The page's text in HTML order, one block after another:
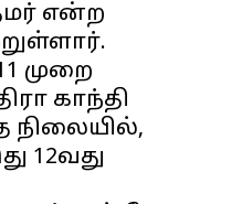
என்ற
முறை
காந்தி
நிலையில்,
12வது